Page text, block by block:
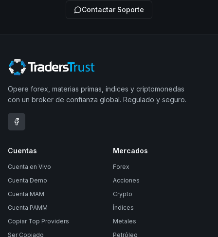
Contactar Soporte
Opere forex, materias primas, índices y criptomonedas
con un broker de confianza global. Regulado y seguro.
Cuentas
Cuenta en Vivo
Cuenta Demo
Cuenta MAM
Cuenta PAMM
Copiar Top Providers
Ser Copiado
Mercados
Forex
Acciones
Crypto
Índices
Metales
Petróleo